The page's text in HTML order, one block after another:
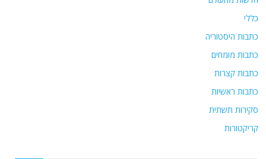
כללי
כתבות היסטוריה
כתבות מומחים
כתבות קצרות
כתבות ראשיות
סקירות תשתית
קריקטורות